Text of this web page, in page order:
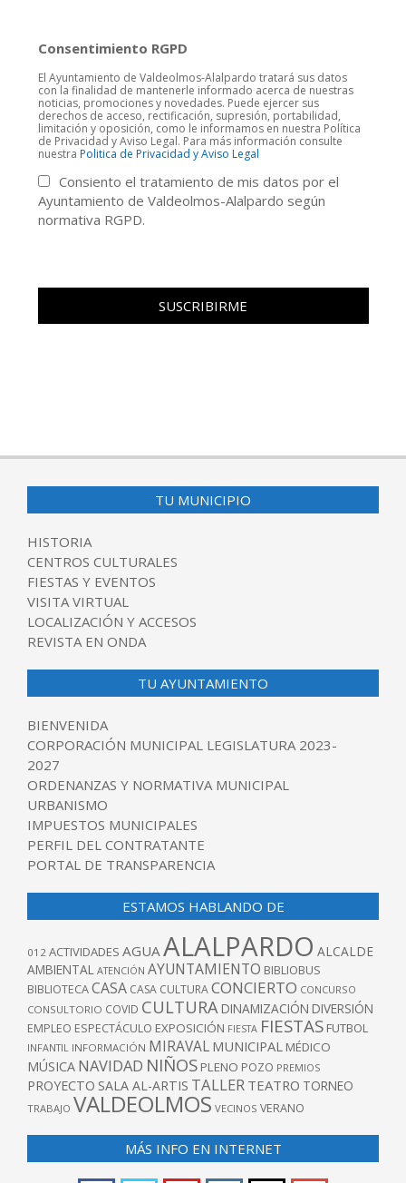
Consentimiento RGPD
El Ayuntamiento de Valdeolmos-Alalpardo tratará sus datos
con la finalidad de mantenerle informado acerca de nuestras
noticias, promociones y novedades. Puede ejercer sus
derechos de acceso, rectificación, supresión, portabilidad,
limitación y oposición, como le informamos en nuestra Política
de Privacidad y Aviso Legal. Para más información consulte
nuestra Politica de Privacidad y Aviso Legal
Consiento el tratamiento de mis datos por el
Ayuntamiento de Valdeolmos-Alalpardo según
normativa RGPD.
TU MUNICIPIO
HISTORIA
CENTROS CULTURALES
FIESTAS Y EVENTOS
VISITA VIRTUAL
LOCALIZACIÓN Y ACCESOS
REVISTA EN ONDA
TU AYUNTAMIENTO
BIENVENIDA
CORPORACIÓN MUNICIPAL LEGISLATURA 2023-
2027
ORDENANZAS Y NORMATIVA MUNICIPAL
URBANISMO
IMPUESTOS MUNICIPALES
PERFIL DEL CONTRATANTE
PORTAL DE TRANSPARENCIA
ESTAMOS HABLANDO DE
012 ACTIVIDADES AGUA ALALPARDO ALCALDE
AMBIENTAL ATENCIÓN AYUNTAMIENTO BIBLIOBUS
BIBLIOTECACASA CASA CULTURACONCIERTO CONCURSO
CONSULTORIO COVID CULTURA DINAMIZACIÓN DIVERSIÓN
EMPLEO ESPECTÁCULO EXPOSICIÓN FIESTA FIESTAS FUTBOL
INFANTIL INFORMACIÓN MIRAVAL MUNICIPAL MÉDICO
MÚSICA NAVIDAD NIÑOS PLENO POZO PREMIOS
PROYECTO SALA AL-ARTIS TALLER TEATRO TORNEO
TRABAJO VALDEOLMOS VECINOS VERANO
MÁS INFO EN INTERNET